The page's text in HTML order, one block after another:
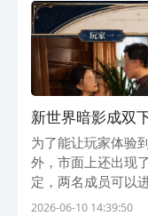
局...
新世界暗影成双
接
为了能让玩家体验
外，市面上还出现
定，两名成员可以
画面，感受游戏里
2026-06-10 14:39:50